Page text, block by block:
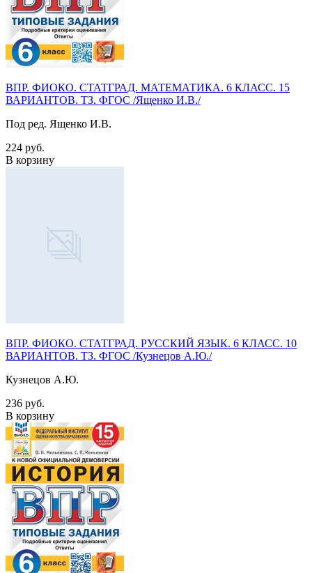
ВПР. ФИОКО. СТАТГРАД. МАТЕМАТИКА. 6 КЛАСС. 15
ВАРИАНТОВ. ТЗ. ФГОС /Ященко И.В./
Под ред. Ященко И.В.
224 руб.
В корзину
ВПР. ФИОКО. СТАТГРАД. РУССКИЙ ЯЗЫК. 6 КЛАСС. 10
ВАРИАНТОВ. ТЗ. ФГОС /Кузнецов А.Ю./
Кузнецов А.Ю.
236 руб.
В корзину